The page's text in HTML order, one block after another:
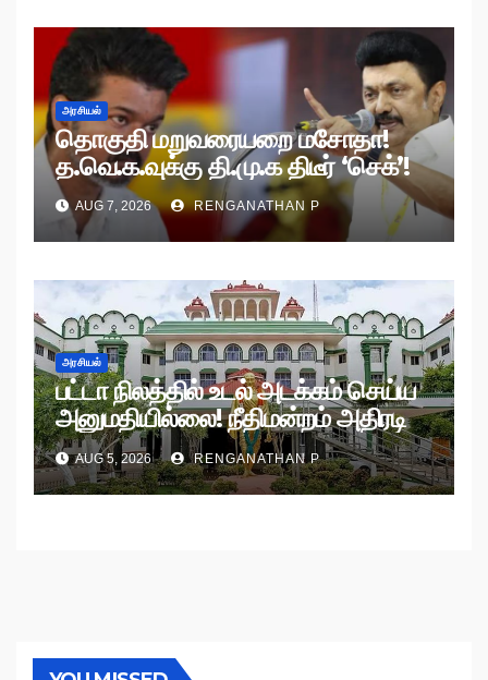
அரசியல்
தொகுதி மறுவரையறை மசோதா!
த.வெ.க.வுக்கு தி.மு.க திடீர் ‘செக்’!
AUG 7, 2026 RENGANATHAN P
அரசியல்
பட்டா நிலத்தில் உடல் அடக்கம் செய்ய
அனுமதியில்லை! நீதிமன்றம் அதிரடி
உத்தரவு!
AUG 5, 2026 RENGANATHAN P